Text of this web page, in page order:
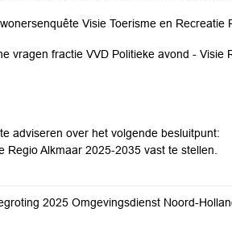
Visie Toerisme en Recreatie
vragen fractie VVD Politieke avond - Visie
adviseren over het volgende besluitpunt:
Regio Alkmaar 2025-2035 vast te stellen.
2025 Omgevingsdienst Noord-